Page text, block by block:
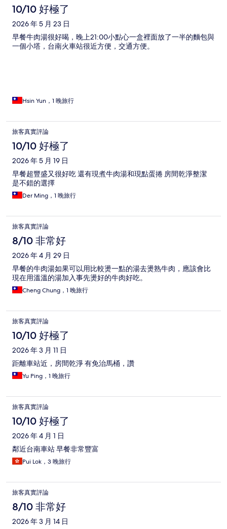
論
10/10 好極了
2026 年 5 月 23 日
早餐牛肉湯很好喝，晚上21:00小點心一盒裡面放了一半的麵包與
一個小塔，台南火車站很近方便，交通方便。
Hsin Yun，1 晚旅行
旅客真實評論
10/10 好極了
2026 年 5 月 19 日
早餐超豐盛又很好吃 還有現煮牛肉湯和現點蛋捲 房間乾淨整潔
是不錯的選擇
Der Ming，1 晚旅行
旅客真實評論
8/10 非常好
2026 年 4 月 29 日
早餐的牛肉湯如果可以用比較燙一點的湯去燙熟牛肉，應該會比
現在用溫溫的湯加入事先燙好的牛肉好吃。
Cheng Chung，1 晚旅行
旅客真實評論
10/10 好極了
2026 年 3 月 11 日
距離車站近，房間乾淨 有免治馬桶，讚
Yu Ping，1 晚旅行
旅客真實評論
10/10 好極了
2026 年 4 月 1 日
鄰近台南車站 早餐非常豐富
Pui Lok，3 晚旅行
旅客真實評論
8/10 非常好
2026 年 3 月 14 日